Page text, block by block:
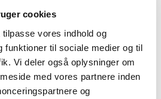
cookies
vores indhold og
funktioner til sociale medier og til
Vi deler også oplysninger om
med vores partnere inden
og
i Anlægget i
Kristi Himmelfartsdag d.
i Anlægget i Ejstrupholm i 2018
d. 10. maj kl. 10.30